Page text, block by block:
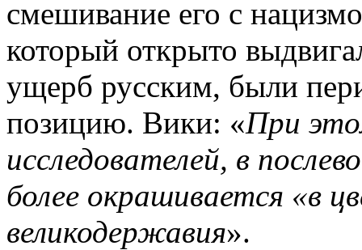
смешивание его с
который открыто
ущерб русским, были
позицию. Вики: «При
исследователей, в
более окрашивается «в
великодержавия».